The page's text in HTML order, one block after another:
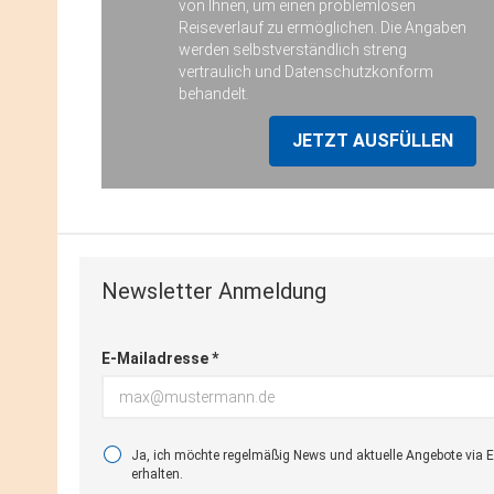
von Ihnen, um einen problemlosen
Reiseverlauf zu ermöglichen. Die Angaben
werden selbstverständlich streng
vertraulich und Datenschutzkonform
behandelt.
JETZT AUSFÜLLEN
Newsletter Anmeldung
E-Mailadresse *
Ja, ich möchte regelmäßig News und aktuelle Angebote via
erhalten.